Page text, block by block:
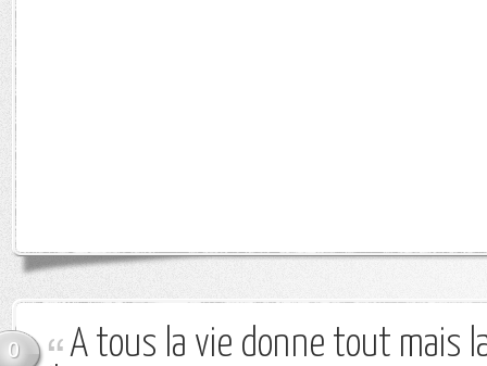
0
A tous la vie donne tout mais